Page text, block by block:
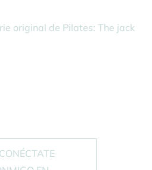
original de Pilates: The jack